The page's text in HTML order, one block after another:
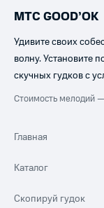
МТС GOOD’OK
Удивите своих
волну. Установите
скучных гудков с
Стоимость мелодий
Главная
Каталог
Скопируй гудок